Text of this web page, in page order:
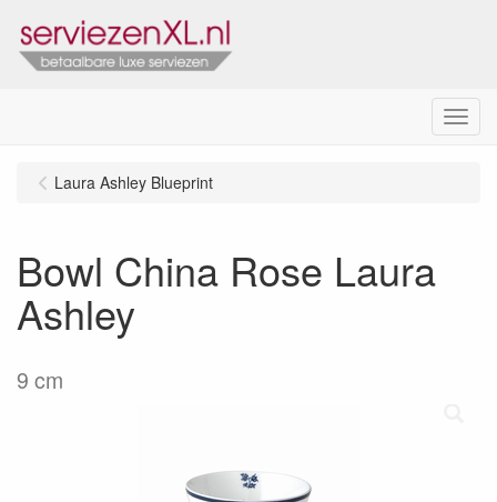
Menu
Laura Ashley Blueprint
Bowl China Rose Laura
Ashley
9 cm